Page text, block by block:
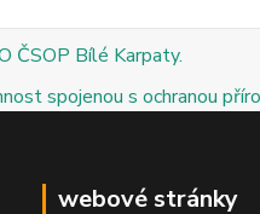
ČSOP Bílé Karpaty.
spojenou s ochranou
webové stránky